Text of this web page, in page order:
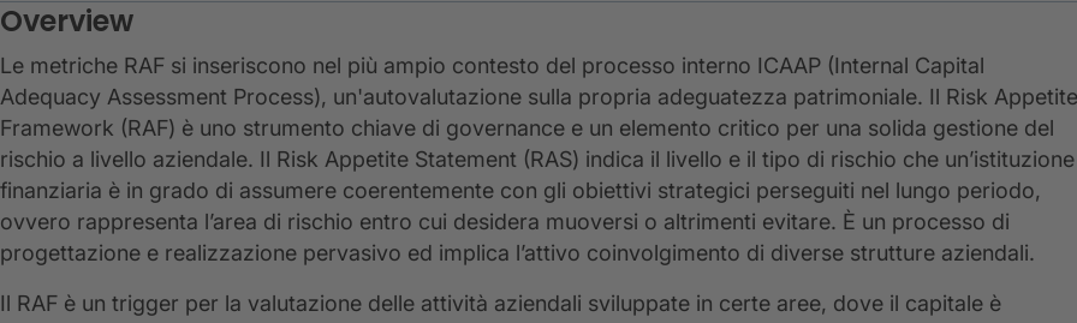
Overview
Le metriche RAF si inseriscono nel più ampio contesto del processo interno ICAAP (Internal Capital
Adequacy Assessment Process), un'autovalutazione sulla propria adeguatezza patrimoniale. Il Risk Appetite
Framework (RAF) è uno strumento chiave di governance e un elemento critico per una solida gestione del
rischio a livello aziendale. Il Risk Appetite Statement (RAS) indica il livello e il tipo di rischio che un’istituzione
finanziaria è in grado di assumere coerentemente con gli obiettivi strategici perseguiti nel lungo periodo,
ovvero rappresenta l’area di rischio entro cui desidera muoversi o altrimenti evitare. È un processo di
progettazione e realizzazione pervasivo ed implica l’attivo coinvolgimento di diverse strutture aziendali.
Il RAF è un trigger per la valutazione delle attività aziendali sviluppate in certe aree, dove il capitale è